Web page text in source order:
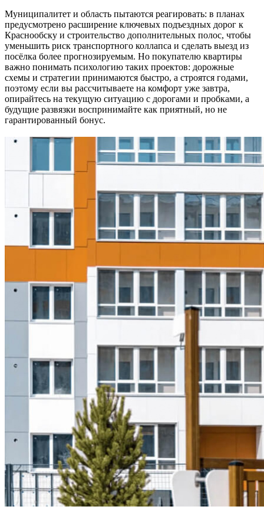
Муниципалитет и область пытаются реагировать: в планах
предусмотрено расширение ключевых подъездных дорог к
Краснообску и строительство дополнительных полос, чтобы
уменьшить риск транспортного коллапса и сделать выезд из
посёлка более прогнозируемым. Но покупателю квартиры
важно понимать психологию таких проектов: дорожные
схемы и стратегии принимаются быстро, а строятся годами,
поэтому если вы рассчитываете на комфорт уже завтра,
опирайтесь на текущую ситуацию с дорогами и пробками, а
будущие развязки воспринимайте как приятный, но не
гарантированный бонус.